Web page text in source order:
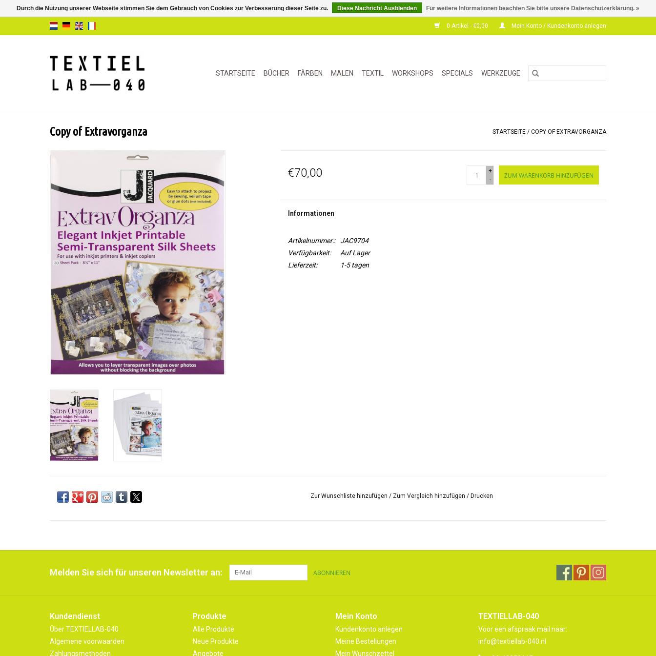
0 Artikel - €0,00 Mein Konto / Kundenkonto anlegen
STARTSEITE BÜCHER FÄRBEN MALEN TEXTIL WORKSHOPS SPECIALS WERKZEUGE
Copy of Extravorganza STARTSEITE / COPY OF EXTRAVORGANZA
€70,00
+
-
ZUM WARENKORB HINZUFÜGEN
Informationen
Artikelnummer::
JAC9704
Verfügbarkeit:
Auf Lager
Lieferzeit:
1-5 tagen
Zur Wunschliste hinzufügen / Zum Vergleich hinzufügen /Drucken
Melden Sie sich für unseren Newsletter an: ABONNIEREN
Kundendienst
Über TEXTIELLAB-040
Algemene voorwaarden
Zahlungsmethoden
Produkte
Alle Produkte
Neue Produkte
Angebote
Mein Konto
Kundenkonto anlegen
Meine Bestellungen
Mein Wunschzettel
TEXTIELLAB-040
Voor een afspraak mail naar:
info@textiellab-040.nl
Durch die Nutzung unserer Webseite stimmen Sie dem Gebrauch von Cookies zur Verbesserung dieser Seite zu. Diese Nachricht Ausblenden Für weitere Informationen beachten Sie bitte unsere Datenschutzerklärung. »